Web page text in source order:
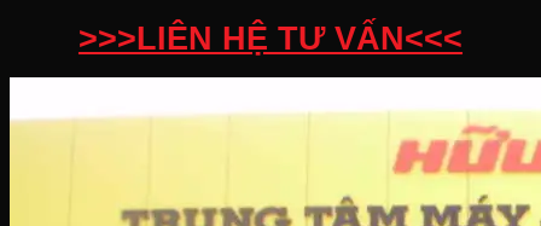
>>>LIÊN HỆ TƯ VẤN<<<